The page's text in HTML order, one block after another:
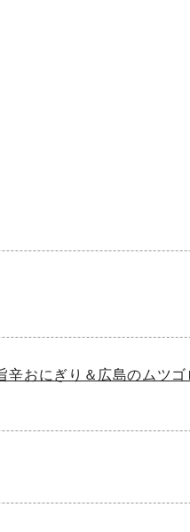
辛おにぎり＆広島のムツ